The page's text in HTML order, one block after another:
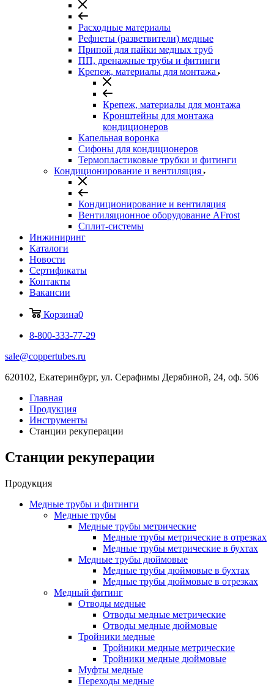
Расходные материалы
Рефнеты (разветвители) медные
Припой для пайки медных труб
ПП, дренажные трубы и фитинги
Крепеж, материалы для монтажа
Крепеж, материалы для монтажа
Кронштейны для монтажа
кондиционеров
Капельная воронка
Сифоны для кондиционеров
Термопластиковые трубки и фитинги
Кондиционирование и вентиляция
Кондиционирование и вентиляция
Вентиляционное оборудование AFrost
Сплит-системы
Инжиниринг
Каталоги
Новости
Сертификаты
Контакты
Вакансии
Корзина0
8-800-333-77-29
sale@coppertubes.ru
620102, Екатеринбург, ул. Серафимы Дерябиной, 24, оф. 506
Главная
Продукция
Инструменты
Станции рекуперации
Станции рекуперации
Продукция
Медные трубы и фитинги
Медные трубы
Медные трубы метрические
Медные трубы метрические в отрезках
Медные трубы метрические в бухтах
Медные трубы дюймовые
Медные трубы дюймовые в бухтах
Медные трубы дюймовые в отрезках
Медный фитинг
Отводы медные
Отводы медные метрические
Отводы медные дюймовые
Тройники медные
Тройники медные метрические
Тройники медные дюймовые
Муфты медные
Переходы медные